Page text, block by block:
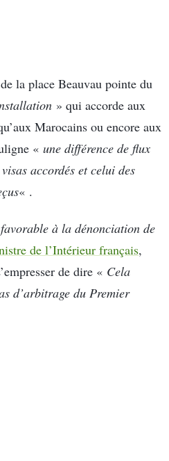
la place Beauvau pointe du
» qui accorde aux
Marocains ou encore aux
« une différence de flux
accordés et celui des
« .
à la dénonciation de
de l’Intérieur français,
de dire « Cela
d’arbitrage du Premier